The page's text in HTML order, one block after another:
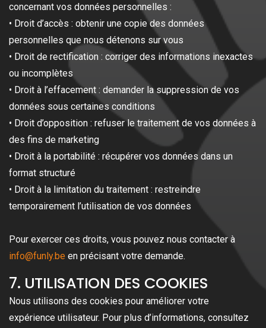
concernant vos données personnelles :
• Droit d’accès : obtenir une copie des données
personnelles que nous détenons sur vous
• Droit de rectification : corriger des informations inexactes
ou incomplètes
• Droit à l’effacement : demander la suppression de vos
données sous certaines conditions
• Droit d’opposition : refuser le traitement de vos données à
des fins de marketing
• Droit à la portabilité : récupérer vos données dans un
format structuré
• Droit à la limitation du traitement : restreindre
temporairement l’utilisation de vos données
Pour exercer ces droits, vous pouvez nous contacter à
info@funly.be en précisant votre demande.
7. UTILISATION DES COOKIES
Nous utilisons des cookies pour améliorer votre
expérience utilisateur. Pour plus d’informations, consultez